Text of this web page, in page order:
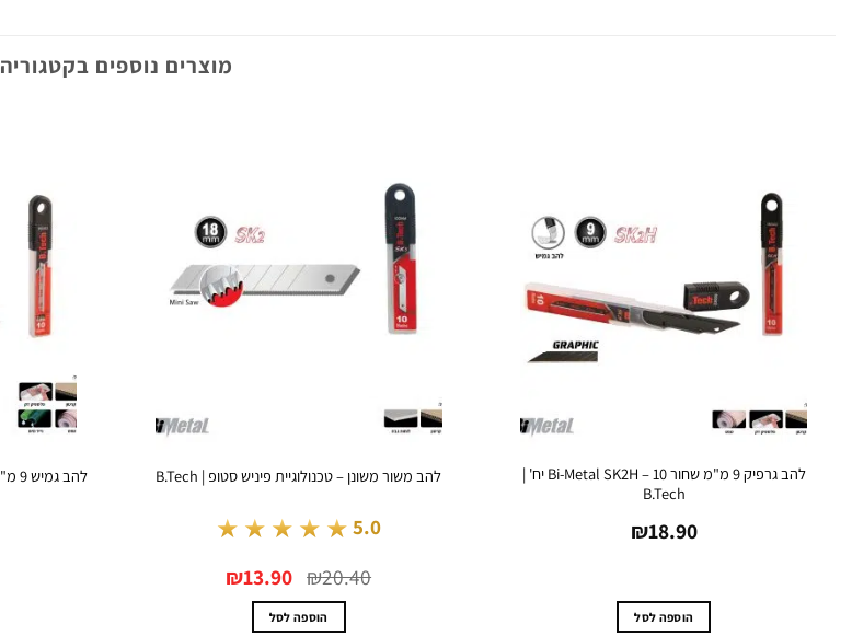
מוצרים נוספים בקטגוריה
להב גרפיק 9 מ"מ שחור Bi-Metal SK2H – 10 יח' |
B.Tech
₪18.90
הוספה לסל
להב משור משונן – טכנולוגיית פיניש סטופ | B.Tech
★★★★★5.0
₪20.40 המקורי
היה:
₪20.40.
₪13.90 הנוכחי
הוא:
הוספה לסל
להב גמיש 9 מ"מ נירוסטה Stainless – 10 יח' | B.Tech